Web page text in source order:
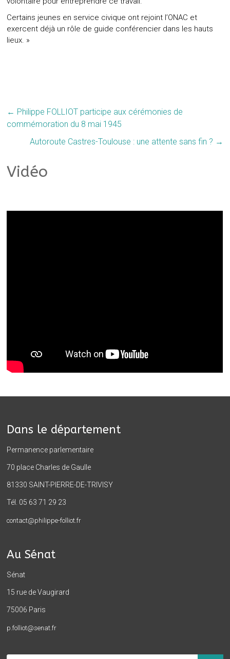
Certains jeunes en service civique ont rejoint l’ONAC et
exercent déjà un rôle de guide conférencier dans les hauts
lieux. »
← Philippe FOLLIOT participe aux cérémonies de
commémoration du 8 mai 1945
Autoroute Castres-Toulouse : une attente sans fin ? →
Vidéo
Dans le département
Permanence parlementaire
70 place Charles de Gaulle
81330 SAINT-PIERRE-DE-TRIVISY
Tél. 05 63 71 29 23
contact@philippe-folliot.fr
Au Sénat
Sénat
15 rue de Vaugirard
75006 Paris
p.folliot@senat.fr